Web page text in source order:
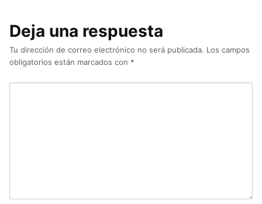
Deja una respuesta
Tu dirección de correo electrónico no será publicada. Los campos
obligatorios están marcados con *